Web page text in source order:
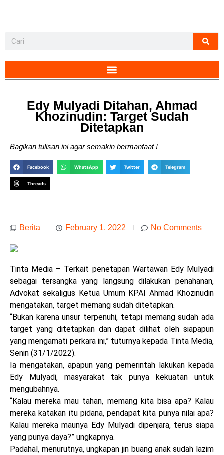
Edy Mulyadi Ditahan, Ahmad
Khozinudin: Target Sudah
Ditetapkan
Bagikan tulisan ini agar semakin bermanfaat !
Facebook WhatsApp Twitter Telegram
Threads
Berita February 1, 2022 No Comments
Tinta Media – Terkait penetapan Wartawan Edy Mulyadi
sebagai tersangka yang langsung dilakukan penahanan,
Advokat sekaligus Ketua Umum KPAI Ahmad Khozinudin
mengatakan, target memang sudah ditetapkan.
“Bukan karena unsur terpenuhi, tetapi memang sudah ada
target yang ditetapkan dan dapat dilihat oleh siapapun
yang mengamati perkara ini,” tuturnya kepada Tinta Media,
Senin (31/1/2022).
Ia mengatakan, apapun yang pemerintah lakukan kepada
Edy Mulyadi, masyarakat tak punya kekuatan untuk
mengubahnya.
“Kalau mereka mau tahan, memang kita bisa apa? Kalau
mereka katakan itu pidana, pendapat kita punya nilai apa?
Kalau mereka maunya Edy Mulyadi dipenjara, terus siapa
yang punya daya?” ungkapnya.
Padahal, menurutnya, ungkapan jin buang anak sudah lazim